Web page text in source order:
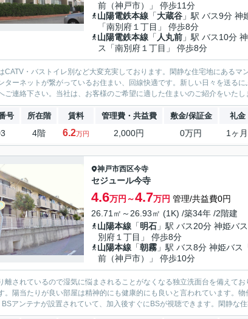
前（神戸市）」 停歩11分
山陽電鉄本線 「大蔵谷 」駅 バス9分 神
「南別府１丁目」 停歩8分
山陽電鉄本線 「 人丸前 」駅 バス10分
ス「南別府１丁目」 停歩8分
CATV・バストイレ別など大変充実しております。閑静な住宅地にある
ターネットが繋がっているお住まい、回線快適です。新しい日々を送る
ご連絡下さい。当社は、お客様のご希望に適した住まいのご紹介をいた
号 所在階 賃料 管理費・共益費 敷金/保証金 礼金
4階 6.2万円 2,000円 0万円 1ヶ月
神戸市西区今寺
セジュール今寺
4.6万円～4.7万円 管理/共益費0円
26.71㎡～26.93㎡ (1K) /築34年 /2階建
山陽本線 「明石 」駅 バス20分 神姫バ
別府１丁目」 停歩8分
山陽本線 「朝霧 」駅 バス8分 神姫バス
前（神戸市）」 停歩10分
離されているので湿気に悩まされることがなくなる独立洗面台を備えて
。陽当たりが良い部屋は精神的にも健康的にも良いと言われています。
アンテナが設置されていて、加入後すぐにBSが視聴できます。閑静な